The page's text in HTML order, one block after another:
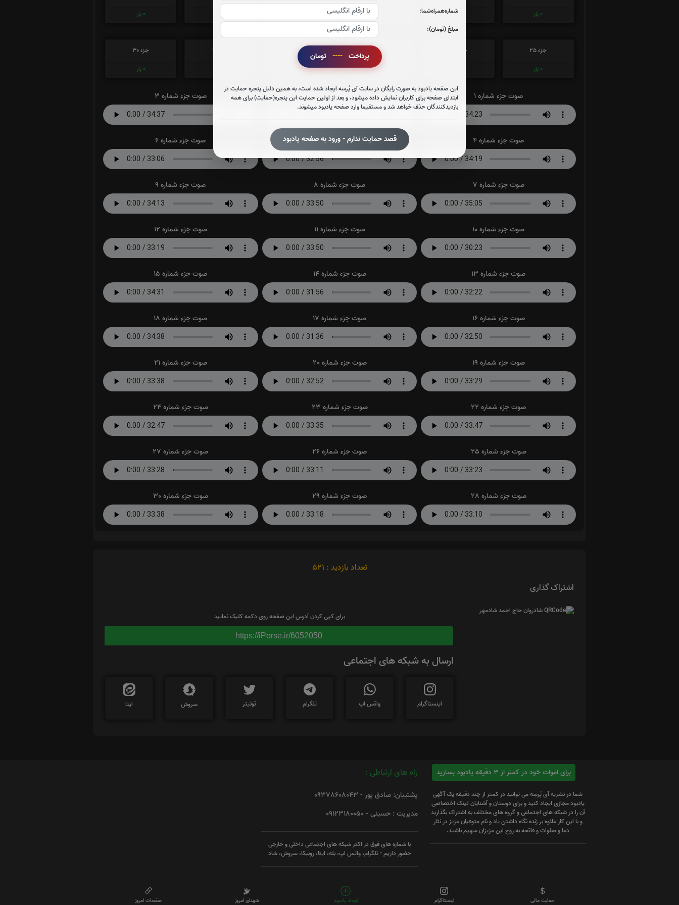
شماره‌همراه‌شما:
مبلغ (تومان):
پرداخت ---- تومان
این صفحه یادبود به صورت رایگان در سایت آی پُرسه ایجاد شده است، به همین دلیل پنجره حمایت در
ابتدای صفحه برای کاربران نمایش داده میشود، و بعد از اولین حمایت این پنجره(حمایت) برای همه
بازدیدکنندگان حذف خواهد شد و مستقیما وارد صفحه یادبود میشوند.
قصد حمایت ندارم - ورود به صفحه یادبود
0 بار بار
0 بار
جزء 25
0 بار
جزء 26
جزء 27
بار
جزء 28
0
جزء 30
0 بار
صوت جزء شماره 1 صوت جزء شماره 2 صوت جزء شماره 3
صوت جزء شماره 4 صوت جزء شماره 5 صوت جزء شماره 6
صوت جزء شماره 7 صوت جزء شماره 8 صوت جزء شماره 9
صوت جزء شماره 10 صوت جزء شماره 11 صوت جزء شماره 12
صوت جزء شماره 13 صوت جزء شماره 14 صوت جزء شماره 15
صوت جزء شماره 16 صوت جزء شماره 17 صوت جزء شماره 18
صوت جزء شماره 19 صوت جزء شماره 20 صوت جزء شماره 21
صوت جزء شماره 22 صوت جزء شماره 23 صوت جزء شماره 24
صوت جزء شماره 25 صوت جزء شماره 26 صوت جزء شماره 27
صوت جزء شماره 28 صوت جزء شماره 29 صوت جزء شماره 30
تعداد بازدید : 521
اشتراک گذاری
برای کپی کردن آدرس این صفحه روی دکمه کلیک نمایید
https://iPorse.ir/6052050
ارسال به شبکه های اجتماعی
اینستاگرام واتس اپ تلگرام توئیتر سروش ایتا
برای اموات خود در کمتر از 3 دقیقه یادبود بسازید
شما در نشریه آی پُرسِه می توانید در کمتر از چند دقیقه یک آگهی
یادبود مجازی ایجاد کنید و برای دوستان و آشنایان لینک اختصاصی
آن را در شبکه های اجتماعی و گروه های مختلف به اشتراک بگذارید
و با این کار علاوه بر زنده نگاه داشتن یاد و نام متوفیان عزیز در نثار
دعا و صلوات و فاتحه به روح این عزیزان سهیم باشید.
راه های ارتباطی :
پشتیبان: صادق پور - 09378608043
مدیریت : حسینی - 09123180050
با شماره های فوق در اکثر شبکه های اجتماعی داخلی و خارجی
حضور داریم - تلگرام، واتس اپ، بله، ایتا، روبیکا، سروش، شاد
حمایت مالی اینستاگرام ایجاد یادبود شهدای امروز صفحات امروز